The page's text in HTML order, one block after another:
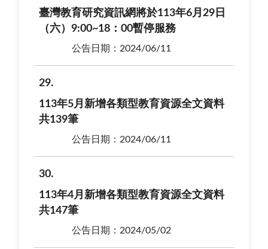
臺灣教育研究資訊網將於113年6月29日
（六）9:00~18：00暫停服務
公告日期：2024/06/11
29
113年5月新增各類型教育資源全文資料
共139筆
公告日期：2024/06/11
30
113年4月新增各類型教育資源全文資料
共147筆
公告日期：2024/05/02